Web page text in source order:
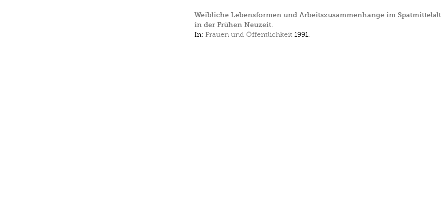
Weibliche Lebensformen und Arbeitszusammenhänge im
in der Frühen Neuzeit.
In: Frauen und Öffentlichkeit 1991.